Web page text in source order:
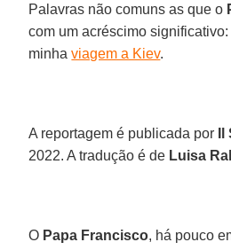
Palavras não comuns as que o
com um acréscimo
minhaviagem a Kiev.
A reportagem é publicada por
2022. A tradução é de Luisa
O Papa Francisco, há pouco